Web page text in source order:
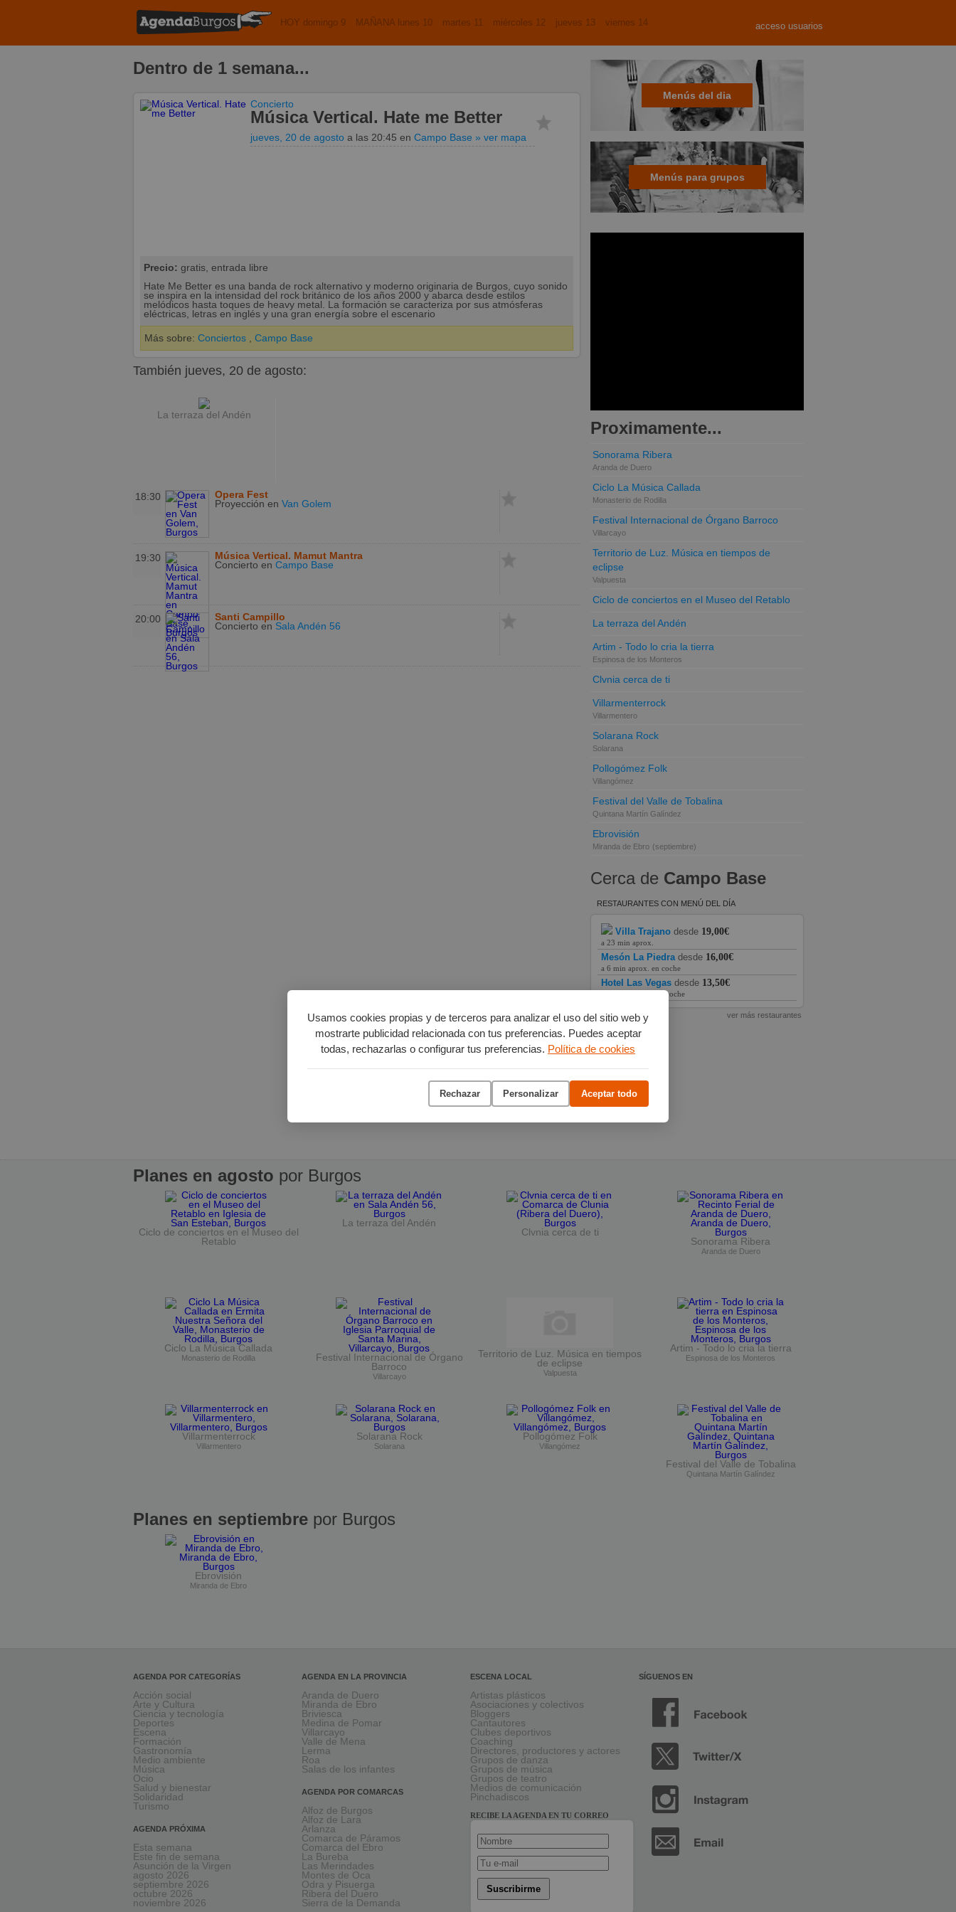
Usamos cookies propias y de terceros para analizar el uso del sitio web y
mostrarte publicidad relacionada con tus preferencias. Puedes aceptar
todas, rechazarlas o configurar tus preferencias. Política de cookies
Rechazar Personalizar Aceptar todo
acceso usuarios
HOY domingo 9 MAÑANA lunes 10 martes 11 miércoles 12 jueves 13 viernes 14
Dentro de 1 semana...
Concierto
Música Vertical. Hate me Better
jueves, 20 de agosto a las 20:45 en Campo Base » ver mapa
Precio: gratis, entrada libre
Hate Me Better es una banda de rock alternativo y moderno originaria de Burgos, cuyo sonido
se inspira en la intensidad del rock británico de los años 2000 y abarca desde estilos
melódicos hasta toques de heavy metal. La formación se caracteriza por sus atmósferas
eléctricas, letras en inglés y una gran energía sobre el escenario
Más sobre: Conciertos Campo Base
También jueves, 20 de agosto:
La terraza del Andén
18:30
Opera Fest
Proyección en Van Golem
19:30
Música Vertical. Mamut Mantra
Concierto en Campo Base
20:00
Santi Campillo
Concierto en Sala Andén 56
Menús del dia
Menús para grupos
Proximamente...
Sonorama Ribera
Aranda de Duero
Ciclo La Música Callada
Monasterio de Rodilla
Festival Internacional de Órgano Barroco
Villarcayo
Territorio de Luz. Música en tiempos de
eclipse
Valpuesta
Ciclo de conciertos en el Museo del Retablo
La terraza del Andén
Artim - Todo lo cria la tierra
Espinosa de los Monteros
Clvnia cerca de ti
Villarmenterrock
Villarmentero
Solarana Rock
Solarana
Pollogómez Folk
Villangómez
Festival del Valle de Tobalina
Quintana Martín Galíndez
Ebrovisión
Miranda de Ebro (septiembre)
Cerca de Campo Base
RESTAURANTES CON MENÚ DEL DÍA
Villa Trajano desde 19,00€
a 23 min aprox.
Mesón La Piedra desde 16,00€
a 6 min aprox. en coche
Hotel Las Vegas desde 13,50€
a 11 min aprox. en coche
ver más restaurantes
Planes en agosto por Burgos
Ciclo de conciertos en el Museo del
Retablo
La terraza del Andén
Clvnia cerca de ti
Sonorama Ribera
Aranda de Duero
Ciclo La Música Callada
Monasterio de Rodilla
Festival Internacional de Órgano
Barroco
Villarcayo
Territorio de Luz. Música en tiempos
de eclipse
Valpuesta
Artim - Todo lo cria la tierra
Espinosa de los Monteros
Villarmenterrock
Villarmentero
Solarana Rock
Solarana
Pollogómez Folk
Villangómez
Festival del Valle de Tobalina
Quintana Martín Galíndez
Planes en septiembre por Burgos
Ebrovisión
Miranda de Ebro
AGENDA POR CATEGORÍAS
Acción social
Arte y Cultura
Ciencia y tecnología
Deportes
Escena
Formación
Gastronomía
Medio ambiente
Música
Ocio
Salud y bienestar
Solidaridad
Turismo
AGENDA PRÓXIMA
Esta semana
Este fin de semana
Asunción de la Virgen
agosto 2026
septiembre 2026
octubre 2026
noviembre 2026
AGENDA EN LA PROVINCIA
Aranda de Duero
Miranda de Ebro
Briviesca
Medina de Pomar
Villarcayo
Valle de Mena
Lerma
Roa
Salas de los infantes
AGENDA POR COMARCAS
Alfoz de Burgos
Alfoz de Lara
Arlanza
Comarca de Páramos
Comarca del Ebro
La Bureba
Las Merindades
Montes de Oca
Odra y Pisuerga
Ribera del Duero
Sierra de la Demanda
ESCENA LOCAL
Artistas plásticos
Asociaciones y colectivos
Bloggers
Cantautores
Clubes deportivos
Coaching
Directores, productores y actores
Grupos de danza
Grupos de música
Grupos de teatro
Medios de comunicación
Pinchadiscos
RECIBE LA AGENDA EN TU CORREO
Suscribirme
SÍGUENOS EN